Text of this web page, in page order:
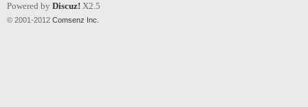
Powered by Discuz! X2.5
© 2001-2012 Comsenz Inc.